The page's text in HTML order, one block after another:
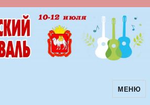
авторскойМЕНЮ